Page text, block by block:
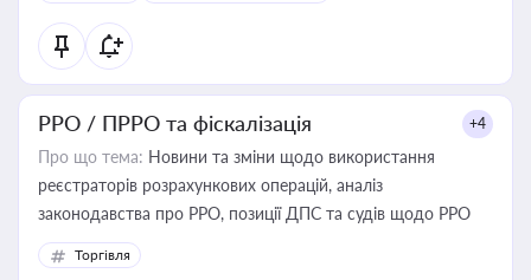
РРО / ПРРО та фіскалізація +4
Про що тема: Новини та зміни щодо використання
реєстраторів розрахункових операцій, аналіз
законодавства про РРО, позиції ДПС та судів щодо РРО
Торгівля